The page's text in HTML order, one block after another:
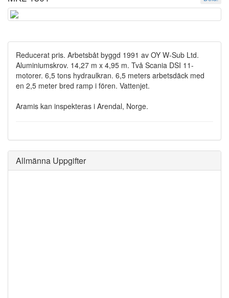
Reducerat pris. Arbetsbåt byggd 1991 av OY W-Sub Ltd.
Aluminiumskrov. 14,27 m x 4,95 m. Två Scania DSI 11-
motorer. 6,5 tons hydraulkran. 6,5 meters arbetsdäck med
en 2,5 meter bred ramp i fören. Vattenjet.
Aramis kan inspekteras i Arendal, Norge.
Allmänna Uppgifter